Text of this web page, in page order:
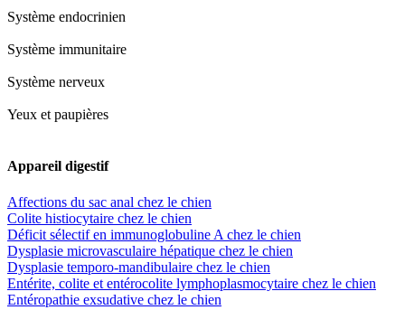
Système endocrinien
Système immunitaire
Système nerveux
Yeux et paupières
Appareil digestif
Affections du sac anal chez le chien
Colite histiocytaire chez le chien
Déficit sélectif en immunoglobuline A chez le chien
Dysplasie microvasculaire hépatique chez le chien
Dysplasie temporo-mandibulaire chez le chien
Entérite, colite et entérocolite lymphoplasmocytaire chez le chien
Entéropathie exsudative chez le chien